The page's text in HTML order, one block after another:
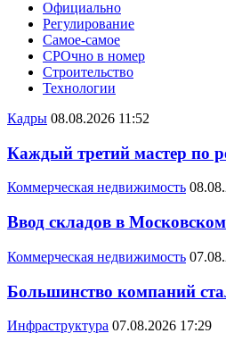
Официально
Регулирование
Самое-самое
СРОчно в номер
Строительство
Технологии
Кадры 08.08.2026 11:52
Каждый третий мастер по
Коммерческая недвижимость
Ввод складов в
Коммерческая недвижимость
Большинство компаний
Инфраструктура 07.08.2026 17:29